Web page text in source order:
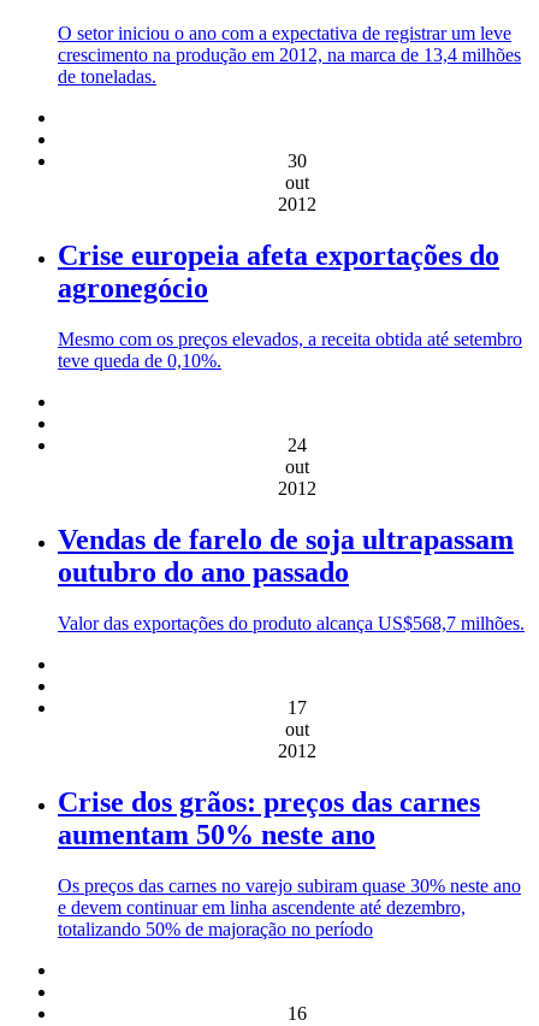
O setor iniciou o ano com a expectativa de registrar um leve
crescimento na produção em 2012, na marca de 13,4 milhões
de toneladas.
30
out
2012
Crise europeia afeta exportações do
agronegócio
Mesmo com os preços elevados, a receita obtida até setembro
teve queda de 0,10%.
24
out
2012
Vendas de farelo de soja ultrapassam
outubro do ano passado
Valor das exportações do produto alcança US$568,7 milhões.
17
out
2012
Crise dos grãos: preços das carnes
aumentam 50% neste ano
Os preços das carnes no varejo subiram quase 30% neste ano
e devem continuar em linha ascendente até dezembro,
totalizando 50% de majoração no período
16